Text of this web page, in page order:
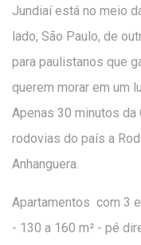
Jundiaí está no meio
lado, São Paulo, de
para paulistanos que
querem morar em um
Apenas 30 minutos da
rodovias do país a
Anhanguera.
Apartamentos com 3
- 130 a 160 m² - pé